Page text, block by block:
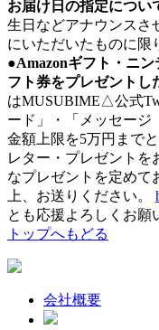
お届け日の指定につい
生日などアナウンスさ
にいただいたものに限
●Amazonギフト・ニ
フト券をプレゼントし
はMUSUBIME△公式
ード」・「メッセージ
金額上限を5万円まで
レター・プレゼントを
なプレゼントを定めて
上、お送りください。
とも応援よろしくお願
トップへもどる
会社概要